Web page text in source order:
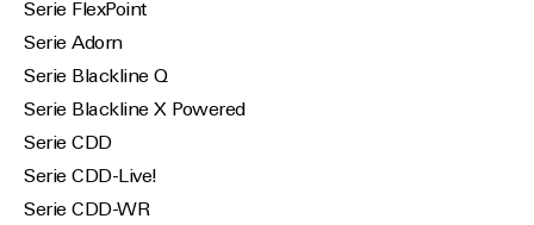
Serie FlexPoint
Serie Adorn
Serie Blackline Q
Serie Blackline X Powered
Serie CDD
Serie CDD-Live!
Serie CDD-WR